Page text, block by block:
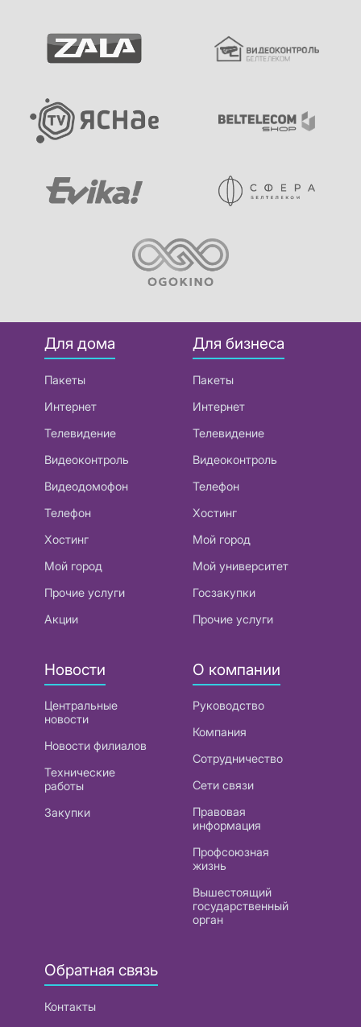
Для дома
Пакеты
Интернет
Телевидение
Видеоконтроль
Видеодомофон
Телефон
Хостинг
Мой город
Прочие услуги
Акции
Для бизнеса
Пакеты
Интернет
Телевидение
Видеоконтроль
Телефон
Хостинг
Мой город
Мой университет
Госзакупки
Прочие услуги
Новости
Центральные
новости
Новости филиалов
Технические
работы
Закупки
О компании
Руководство
Компания
Сотрудничество
Сети связи
Правовая
информация
Профсоюзная
жизнь
Вышестоящий
государственный
орган
Обратная связь
Контакты